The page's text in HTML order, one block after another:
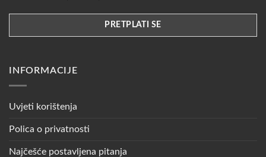
INFORMACIJE
Uvjeti korištenja
Polica o privatnosti
Najčešće postavljena pitanja